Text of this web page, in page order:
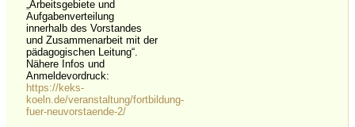
„Arbeitsgebiete und
Aufgabenverteilung
innerhalb des Vorstandes
und Zusammenarbeit mit der
pädagogischen Leitung“.
Nähere Infos und
Anmeldevordruck:
https://keks-
koeln.de/veranstaltung/fortbildung-
fuer-neuvorstaende-2/